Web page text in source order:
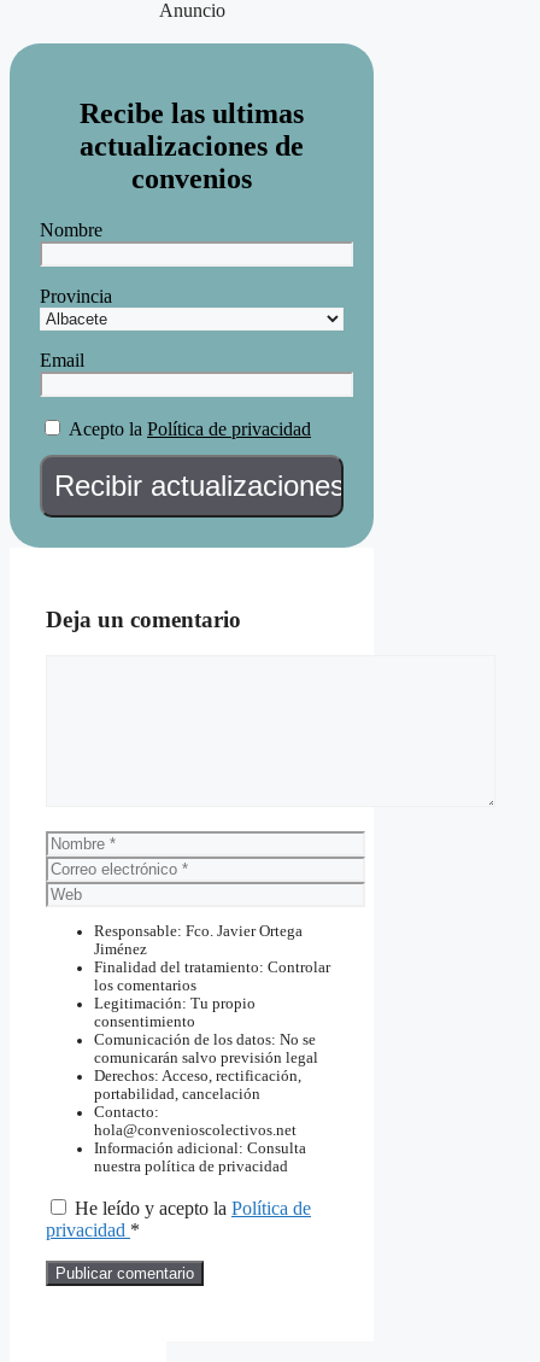
Anuncio
Recibe las ultimas
actualizaciones de
convenios
Nombre
Provincia
Email
Acepto la Política de privacidad
Deja un comentario
Nombre
Correo
electrónico
Web
Responsable: Fco. Javier Ortega
Jiménez
Finalidad del tratamiento: Controlar
los comentarios
Legitimación: Tu propio
consentimiento
Comunicación de los datos: No se
comunicarán salvo previsión legal
Derechos: Acceso, rectificación,
portabilidad, cancelación
Contacto:
hola@convenioscolectivos.net
Información adicional: Consulta
nuestra política de privacidad
He leído y acepto la Política de
privacidad *